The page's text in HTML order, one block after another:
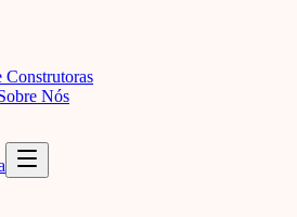
Construtoras
Nós